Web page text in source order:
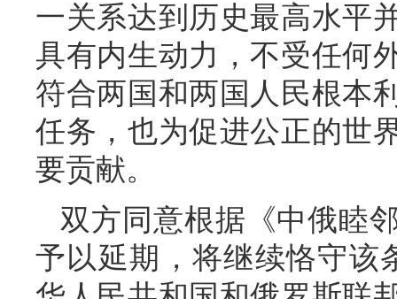
一关系达到历史最高水平
具有内生动力，不受任何
符合两国和两国人民根本
任务，也为促进公正的世
要贡献。
双方同意根据《中俄睦
予以延期，将继续恪守该